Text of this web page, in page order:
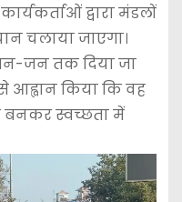
द्वारा मंडलों
चलाया जाएगा।
जन तक दिया जा
आह्वान किया कि वह
बनकर स्वच्छता में